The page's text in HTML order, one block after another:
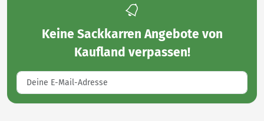
Keine Sackkarren Angebote von
Kaufland verpassen!